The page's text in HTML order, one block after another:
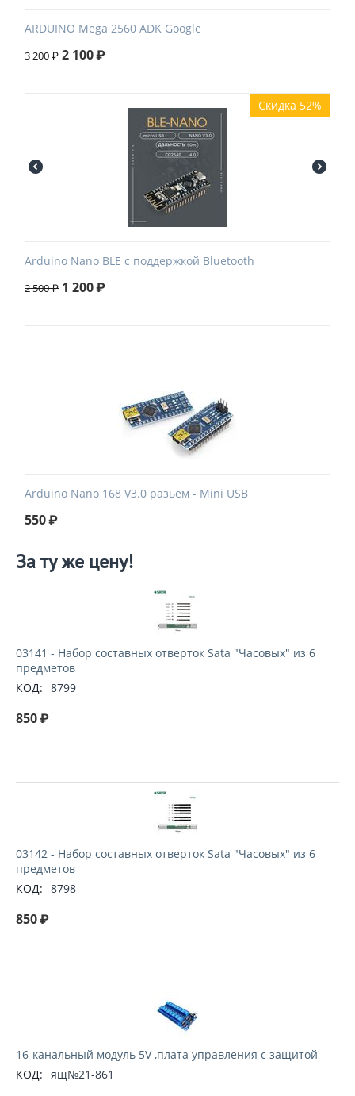
ARDUINO Mega 2560 ADK Google
3 200₽ 2 100₽
Скидка 52%
Arduino Nano BLE с поддержкой Bluetooth
2 500₽ 1 200₽
Arduino Nano 168 V3.0 разьем - Mini USB
550₽
За ту же цену!
03141 - Набор составных отверток Sata "Часовыx" из 6
предметов
КОД: 8799
850₽
03142 - Набор составных отверток Sata "Часовыx" из 6
предметов
КОД: 8798
850₽
16-канальный модуль 5V ,плата управления с защитой
КОД: ящ№21-861